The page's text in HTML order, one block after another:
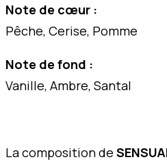
Note de cœur :
Pêche, Cerise, Pomme
Note de fond :
Vanille, Ambre, Santal
La composition de